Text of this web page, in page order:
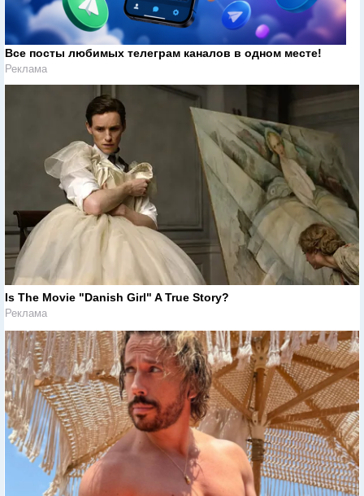
Все посты любимых телеграм каналов в одном месте!
Реклама
Is The Movie "Danish Girl" A True Story?
Реклама